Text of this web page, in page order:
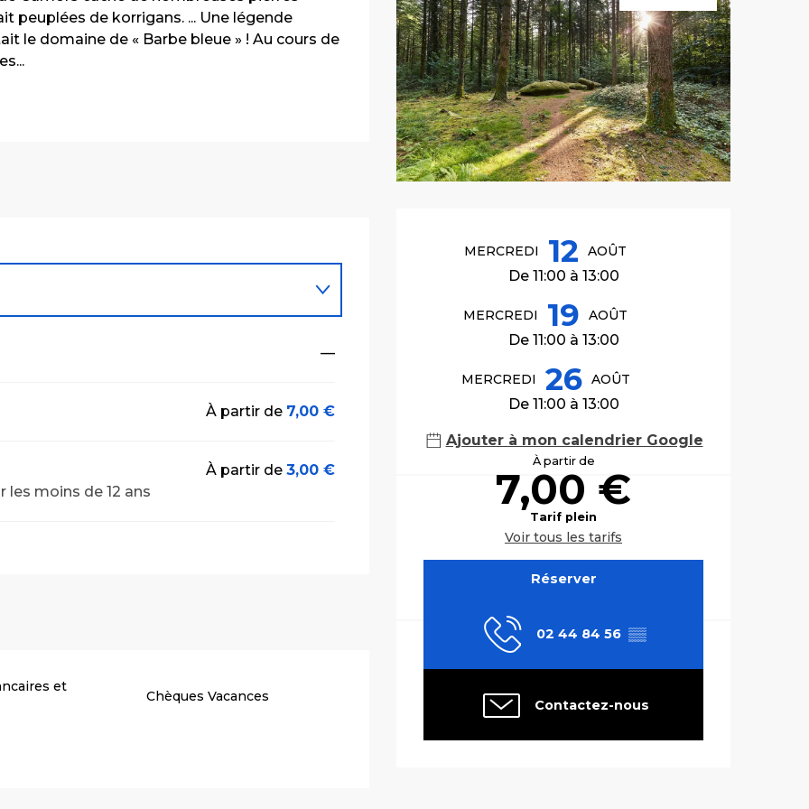
Ouverture et
MERCREDI 12 AOÛT
De 11:00 à 13:00
MERCREDI 19 AOÛT
De 11:00 à 13:00
MERCREDI 26 AOÛT
De 11:00 à 13:00
Ajouter à mon calendrier Google
À partir de
7,00 €
Tarif plein
Voir tous les tarifs
Réserver
02 44 84 56 ▒▒
Contactez-nous
peuplées de korrigans. ... Une légende
le domaine de « Barbe bleue » ! Au cours de
—
À partir de 7,00 €
les moins de 12 ans
À partir de3,00 €
et
Chèques Vacances